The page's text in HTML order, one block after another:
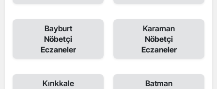
Bayburt
Nöbetçi
Eczaneler
Karaman
Nöbetçi
Eczaneler
Kırıkkale Batman